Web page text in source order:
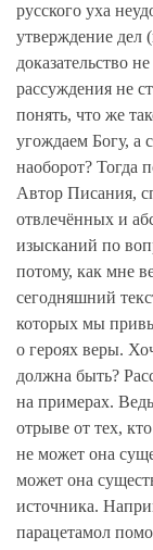
русского уха
утверждение дел
доказательство
рассуждения не
понять, что же
угождаем Богу, а
наоборот? Тогда
Автор Писания,
отвлечённых и
изысканий по
потому, как мне
сегодняшний
которых мы
о героях веры.
должна быть?
на примерах.
отрыве от тех,
не может она
может она
источника.
парацетамол